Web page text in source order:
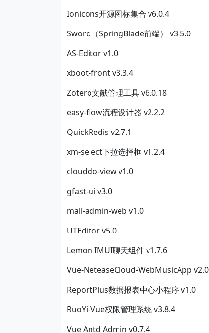
Ionicons开源图标集合 v6.0.4
Sword（SpringBlade前端） v3.5.0
AS-Editor v1.0
xboot-front v3.3.4
Zotero文献管理工具 v6.0.18
easy-flow流程设计器 v2.2.2
QuickRedis v2.7.1
xm-select下拉选择框 v1.2.4
clouddo-view v1.0
gfast-ui v3.0
mall-admin-web v1.0
UTEditor v5.0
Lemon IMUI聊天组件 v1.7.6
Vue-NeteaseCloud-WebMusicApp v2.0
ReportPlus数据报表中心小程序 v1.0
RuoYi-Vue权限管理系统 v3.8.4
Vue Antd Admin v0.7.4